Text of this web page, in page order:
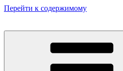
Перейти к содержимому
Некоммерческий фонд